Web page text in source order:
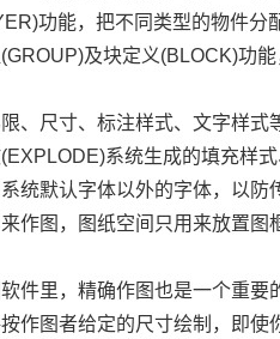
功能，把不同类型的物件分
(GROUP)及块定义(BLOCK)功
、尺寸、标注样式、文字样式
(EXPLODE)系统生成的填充样
统默认字体以外的字体，以防
作图，图纸空间只用来放置图
件里，精确作图也是一个重要
作图者给定的尺寸绘制，即